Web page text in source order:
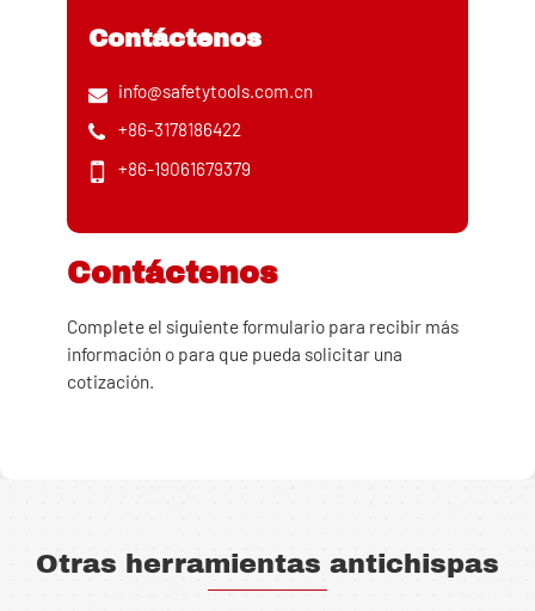
Contáctenos
info@safetytools.com.cn
+86-3178186422
+86-19061679379
Contáctenos
Complete el siguiente formulario para recibir más
información o para que pueda solicitar una
cotización.
Otras herramientas antichispas